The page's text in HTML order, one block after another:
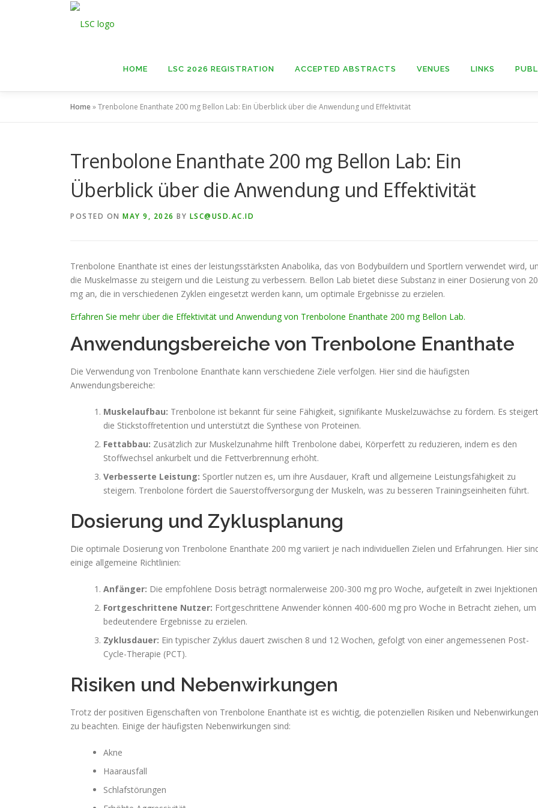
HOME LSC 2026 REGISTRATION ACCEPTED ABSTRACTS VENUES LINKS
Home»Trenbolone Enanthate 200 mg Bellon Lab: Ein Überblick über die Anwendung und Effektivität
Trenbolone Enanthate 200 mg Bellon Lab: Ein
Überblick über die Anwendung und Effektivität
POSTED ON MAY 9, 2026 BY LSC@USD.AC.ID
Trenbolone Enanthate ist eines der leistungsstärksten Anabolika, das von Bodybuildern und Sportlern verwendet wird,
die Muskelmasse zu steigern und die Leistung zu verbessern. Bellon Lab bietet diese Substanz in einer Dosierung von
mg an, die in verschiedenen Zyklen eingesetzt werden kann, um optimale Ergebnisse zu erzielen.
Erfahren Sie mehr über die Effektivität und Anwendung von Trenbolone Enanthate 200 mg Bellon Lab.
Anwendungsbereiche von Trenbolone Enanthate
Die Verwendung von Trenbolone Enanthate kann verschiedene Ziele verfolgen. Hier sind die häufigsten
Anwendungsbereiche:
Muskelaufbau: Trenbolone ist bekannt für seine Fähigkeit, signifikante Muskelzuwächse zu fördern. Es steigert
die Stickstoffretention und unterstützt die Synthese von Proteinen.
Fettabbau: Zusätzlich zur Muskelzunahme hilft Trenbolone dabei, Körperfett zu reduzieren, indem es den
Stoffwechsel ankurbelt und die Fettverbrennung erhöht.
Verbesserte Leistung: Sportler nutzen es, um ihre Ausdauer, Kraft und allgemeine Leistungsfähigkeit zu
steigern. Trenbolone fördert die Sauerstoffversorgung der Muskeln, was zu besseren Trainingseinheiten führt.
Dosierung und Zyklusplanung
Die optimale Dosierung von Trenbolone Enanthate 200 mg variiert je nach individuellen Zielen und Erfahrungen. Hier
einige allgemeine Richtlinien:
Anfänger: Die empfohlene Dosis beträgt normalerweise 200-300 mg pro Woche, aufgeteilt in zwei
Fortgeschrittene Nutzer: Fortgeschrittene Anwender können 400-600 mg pro Woche in Betracht ziehen, um
bedeutendere Ergebnisse zu erzielen.
Zyklusdauer: Ein typischer Zyklus dauert zwischen 8 und 12 Wochen, gefolgt von einer angemessenen Post-
Cycle-Therapie (PCT).
Risiken und Nebenwirkungen
Trotz der positiven Eigenschaften von Trenbolone Enanthate ist es wichtig, die potenziellen Risiken und Nebenwirkungen
zu beachten. Einige der häufigsten Nebenwirkungen sind:
Akne
Haarausfall
Schlafstörungen